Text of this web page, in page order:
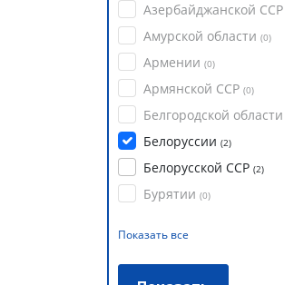
Азербайджанской ССР
Амурской области (0)
Армении (0)
Армянской ССР (0)
Белгородской области
Белоруссии (2)
Белорусской ССР (2)
Бурятии (0)
Показать все